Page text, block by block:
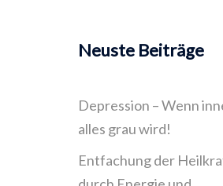
Neuste Beiträge
Depression – Wenn
alles grau wird!
Entfachung der